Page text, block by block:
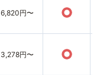
6,820円〜 ○
3,278円〜 ○